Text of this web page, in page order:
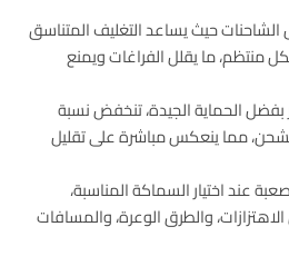
حيث يساعد التغليف المتناسق
منتظم، ما يقلل الفراغات ويمنع
بفضل الحماية الجيدة، تنخفض نسبة
الشحن، مما ينعكس مباشرة على تقليل
عند اختيار السماكة المناسبة،
والطرق الوعرة، والمسافات